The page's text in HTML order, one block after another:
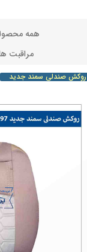
همه
مراقبت
صندلی سمند جدید